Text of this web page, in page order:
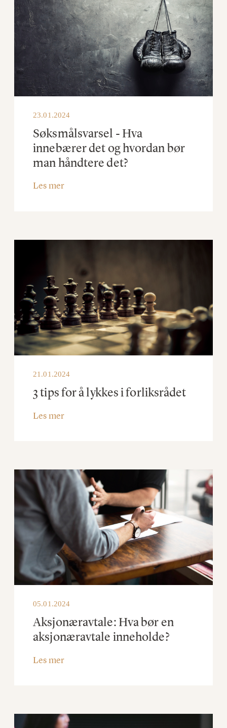
23.01.2024
Søksmålsvarsel - Hva
innebærer det og hvordan bør
man håndtere det?
Les mer
21.01.2024
3 tips for å lykkes i forliksrådet
Les mer
05.01.2024
Aksjonæravtale: Hva bør en
aksjonæravtale inneholde?
Les mer